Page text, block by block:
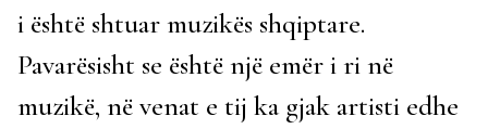
i është shtuar muzikës shqiptare.
Pavarësisht se është një emër i ri në
muzikë, në venat e tij ka gjak artisti edhe